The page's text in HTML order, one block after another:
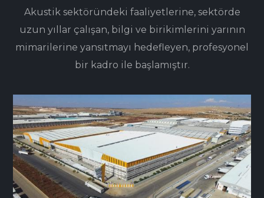
Akustik sektöründeki faaliyetlerine, sektörde
uzun yıllar çalışan, bilgi ve birikimlerini yarının
mimarilerine yansıtmayı hedefleyen, profesyonel
bir kadro ile başlamıştır.